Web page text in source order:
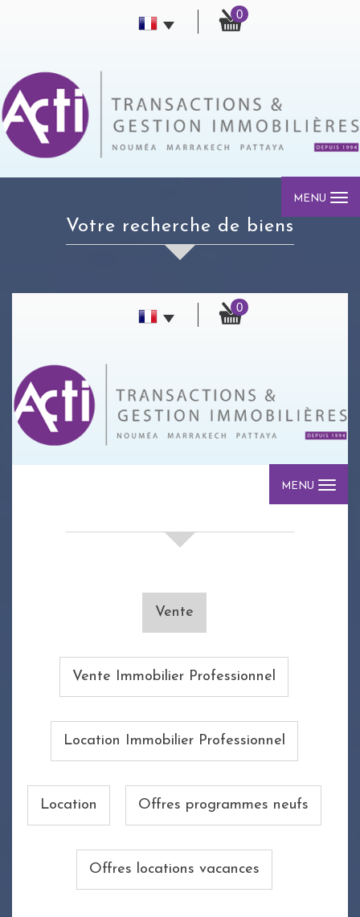
0
MENU
votre recherche de biens
0
MENU
Vente
Vente Immobilier Professionnel
Location Immobilier Professionnel
Location Offres programmes neufs
Offres locations vacances